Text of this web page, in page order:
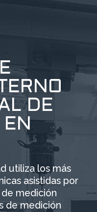
DE
EN
utiliza los más
asistidas por
medición
de medición